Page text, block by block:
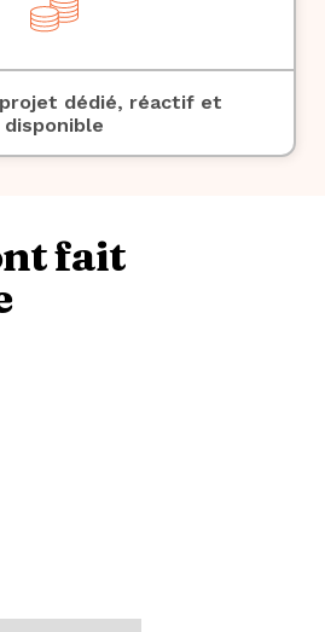
dédié, réactif et
disponible
fait